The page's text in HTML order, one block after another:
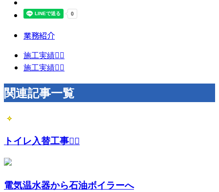
業務紹介
施工実績👷‍♂️
施工実績👷‍♂️
関連記事一覧
トイレ入替工事👷‍♂️
電気温水器から石油ボイラーへ